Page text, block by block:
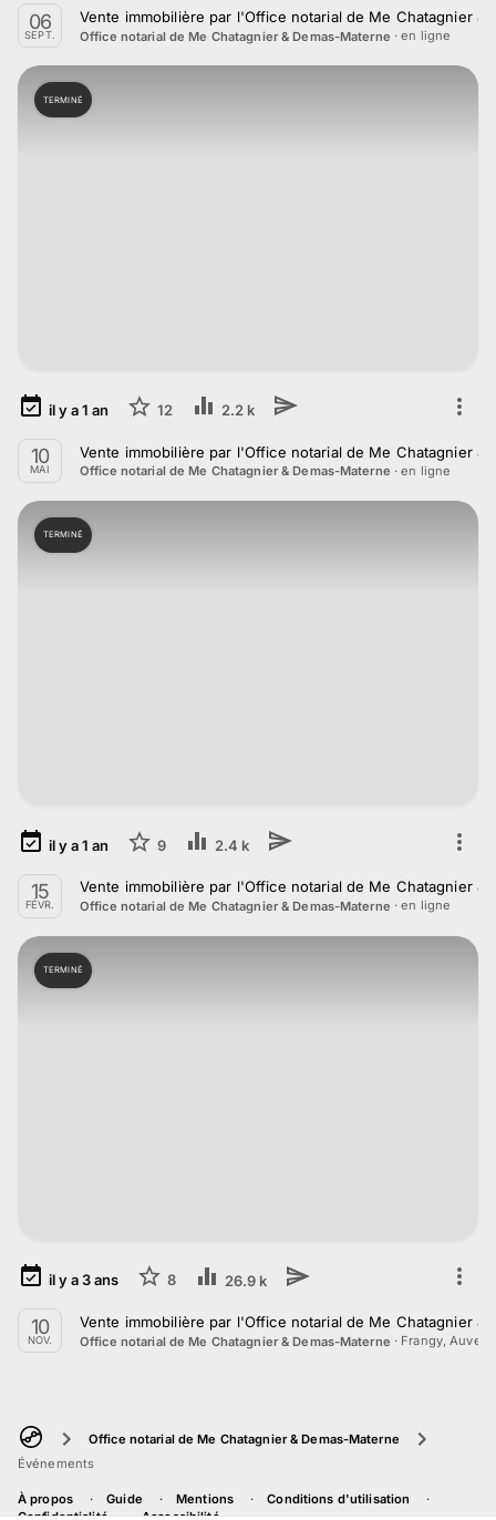
06
SEPT.
Vente immobilière par l'Office notarial de Me Chatagnier
Office notarial de Me Chatagnier & Demas-Materne · en ligne
TERMINÉ
il y a1 an 12 2.2 k
10
MAI
Vente immobilière par l'Office notarial de Me Chatagnier &
Office notarial de Me Chatagnier & Demas-Materne · en ligne
TERMINÉ
il y a1 an 9 2.4 k
15
FÉVR.
Vente immobilière par l'Office notarial de Me Chatagnier &
Office notarial de Me Chatagnier & Demas-Materne · en ligne
TERMINÉ
il y a3ans 8 26.9 k
10
NOV.
Vente immobilière par l'Office notarial de Me Chatagnier &
Office notarial de Me Chatagnier & Demas-Materne · Frangy,
Office notarial de Me Chatagnier & Demas-Materne
Événements
À propos Guide Mentions
Conditions d'utilisation
Confidentialité
Accessibilité